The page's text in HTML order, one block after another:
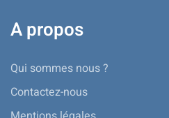
A propos
Qui sommes nous ?
Contactez-nous